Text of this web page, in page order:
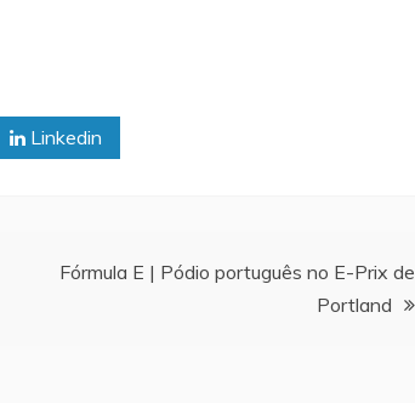
Linkedin
Fórmula E | Pódio português no E-Prix de
Portland